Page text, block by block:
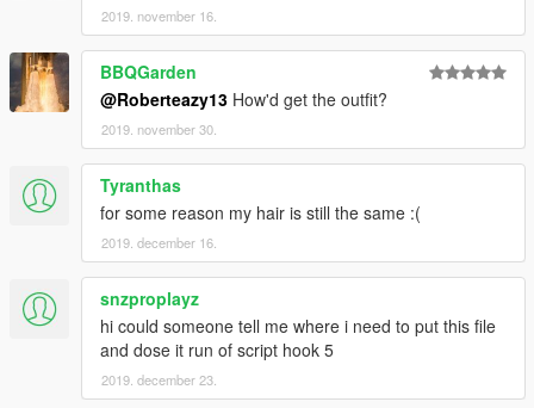
2019. november 16.
BBQGarden
@Roberteazy13 How'd get the outfit?
2019. november 30.
Tyranthas
for some reason my hair is still the same :(
2019. december 16.
snzproplayz
hi could someone tell me where i need to put this file
and dose it run of script hook 5
2019. december 23.